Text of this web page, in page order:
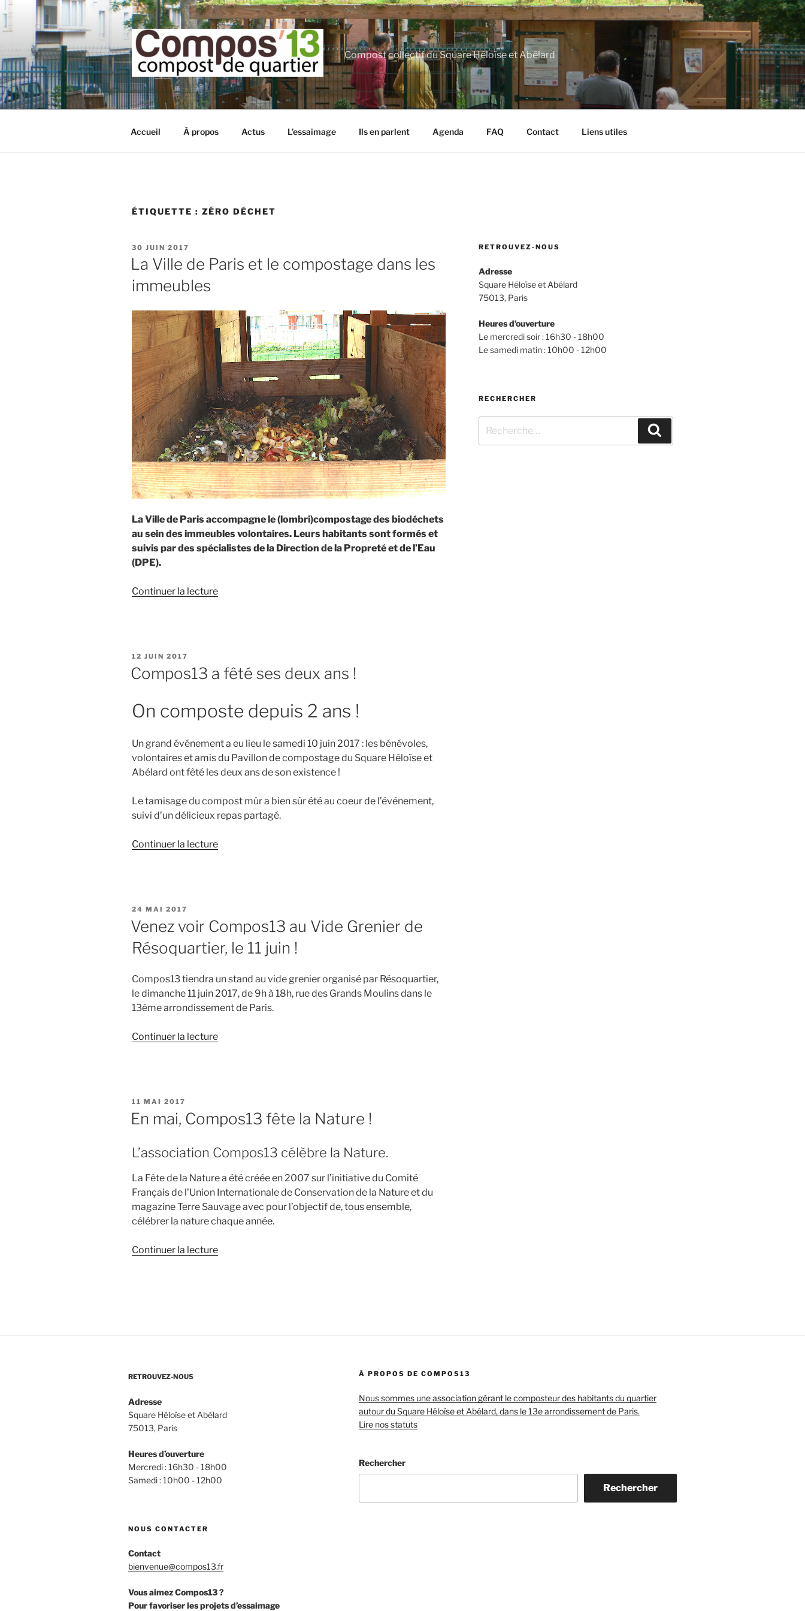
Aller
au
contenu
principal
Compost collectif du Square Héloïse et Abélard
Accueil À propos Actus L’essaimage Ils en parlent Agenda FAQ Contact Liens utiles
ÉTIQUETTE : ZÉRO DÉCHET
PUBLIÉ
LE
30 JUIN 2017
La Ville de Paris et le compostage dans les
immeubles
La Ville de Paris accompagne le (lombri)compostage des biodéchets
au sein des immeubles volontaires. Leurs habitants sont formés et
suivis par des spécialistes de la Direction de la Propreté et de l’Eau
(DPE).
Continuer la lecturede
le
dans
les
PUBLIÉ
LE
12 JUIN 2017
Compos13 a fêté ses deux ans !
On composte depuis 2 ans !
Un grand événement a eu lieu le samedi 10 juin 2017 : les bénévoles,
volontaires et amis du Pavillon de compostage du Square Héloïse et
Abélard ont fêté les deux ans de son existence !
Le tamisage du compost mûr a bien sûr été au coeur de l’événement,
suivi d’un délicieux repas partagé.
Continuer la lecturede
ans
! »
PUBLIÉ
LE
24 MAI 2017
Venez voir Compos13 au Vide Grenier de
Résoquartier, le 11 juin !
Compos13 tiendra un stand au vide grenier organisé par Résoquartier,
le dimanche 11 juin 2017, de 9h à 18h, rue des Grands Moulins dans le
13ème arrondissement de Paris.
Continuer la lecturede
Grenier
Résoquartier,
11
juin
! »
PUBLIÉ
LE
11 MAI 2017
En mai, Compos13 fête la Nature !
L’association Compos13 célèbre la Nature.
La Fête de la Nature a été créée en 2007 sur l’initiative du Comité
Français de l’Union Internationale de Conservation de la Nature et du
magazine Terre Sauvage avec pour l’objectif de, tous ensemble,
célébrer la nature chaque année.
Continuer la lecturede
RETROUVEZ-NOUS
Adresse
Square Héloïse et Abélard
75013, Paris
Heures d’ouverture
Le mercredi soir : 16h30 - 18h00
Le samedi matin : 10h00 - 12h00
RECHERCHER
pour
:
RETROUVEZ-NOUS
Adresse
Square Héloïse et Abélard
75013, Paris
Heures d’ouverture
Mercredi : 16h30 - 18h00
Samedi : 10h00 - 12h00
NOUS CONTACTER
Contact
bienvenue@compos13.fr
Vous aimez Compos13 ?
Pour favoriser les projets d’essaimage
À PROPOS DE COMPOS13
Nous sommes une association gérant le composteur des habitants du quartier
autour du Square Héloïse et Abélard, dans le 13e arrondissement de Paris.
Lire nos statuts
Rechercher
Rechercher